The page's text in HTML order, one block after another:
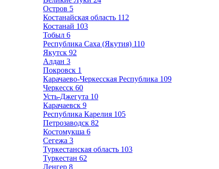
Остров 5
Костанайская область 112
Костанай 103
Тобыл 6
Республика Саха (Якутия) 110
Якутск 92
Алдан 3
Покровск 1
Карачаево-Черкесская Республика 109
Черкесск 60
Усть-Джегута 10
Карачаевск 9
Республика Карелия 105
Петрозаводск 82
Костомукша 6
Сегежа 3
Туркестанская область 103
Туркестан 62
Ленгер 8